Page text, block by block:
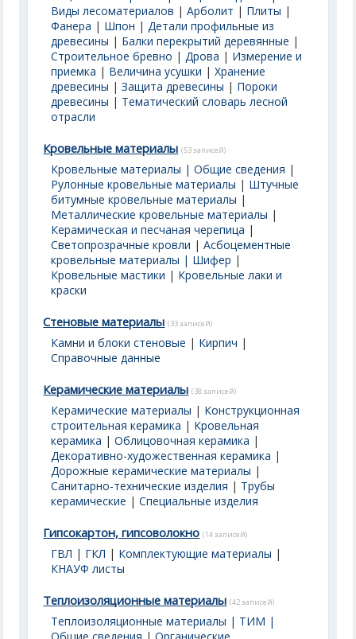
Виды лесоматериалов |Арболит | Плиты |
Фанера | Шпон |Детали профильные из
древесины | Балки перекрытий деревянные |
Строительное бревно |Дрова | Измерение и
приемка | Величина усушки |Хранение
древесины |Защита древесины | Пороки
древесины | Тематический словарь лесной
отрасли
Кровельные материалы (53 записей)
Кровельные материалы | Общие сведения |
Рулонные кровельные материалы | Штучные
битумные кровельные материалы |
Металлические кровельные материалы |
Керамическая и песчаная черепица |
Светопрозрачные кровли |Асбоцементные
кровельные материалы | Шифер |
Кровельные мастики | Кровельные лаки и
краски
Стеновые материалы (33 записей)
Камни и блоки стеновые | Кирпич |
Справочные данные
Керамические материалы (38 записей)
Керамические материалы | Конструкционная
строительная керамика | Кровельная
керамика |Облицовочная керамика |
Декоративно-художественная керамика |
Дорожные керамические материалы |
Санитарно-технические изделия | Трубы
керамические |Специальные изделия
Гипсокартон, гипсоволокно (14 записей)
ГВЛ | ГКЛ | Комплектующие материалы |
КНАУФ листы
Теплоизоляционные материалы (42 записей)
Теплоизоляционные материалы | ТИМ |